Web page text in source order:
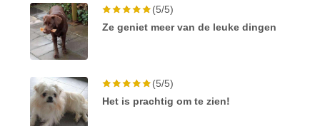
(5/5)
Ze geniet meer van de leuke dingen
(5/5)
Het is prachtig om te zien!